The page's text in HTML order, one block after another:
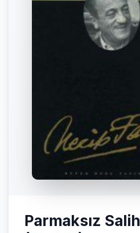
Parmaksız Salih